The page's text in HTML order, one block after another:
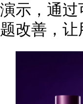
演示，通
题改善，